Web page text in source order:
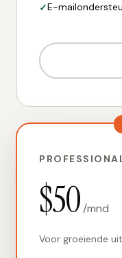
E-
$50 /mnd
Voor groeiende